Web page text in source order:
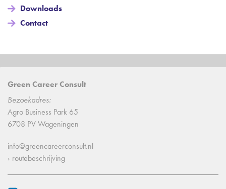
Downloads
Contact
Green Career Consult
Bezoekadres:
Agro Business Park 65
6708 PV Wageningen
info@greencareerconsult.nl
› routebeschrijving